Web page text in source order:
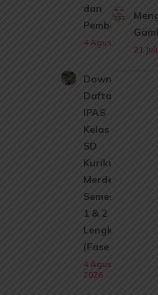
dan
Pembahasan
4 Agustus 2026
Download
Daftar Isi
IPAS
Kelas 1
SD
Kurikulum
Merdeka
Semester
1 & 2
Lengkap
(Fase A)
4 Agustus
2026
21 Juli